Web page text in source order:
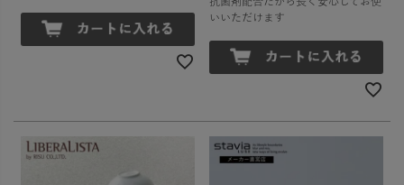
いいただけます